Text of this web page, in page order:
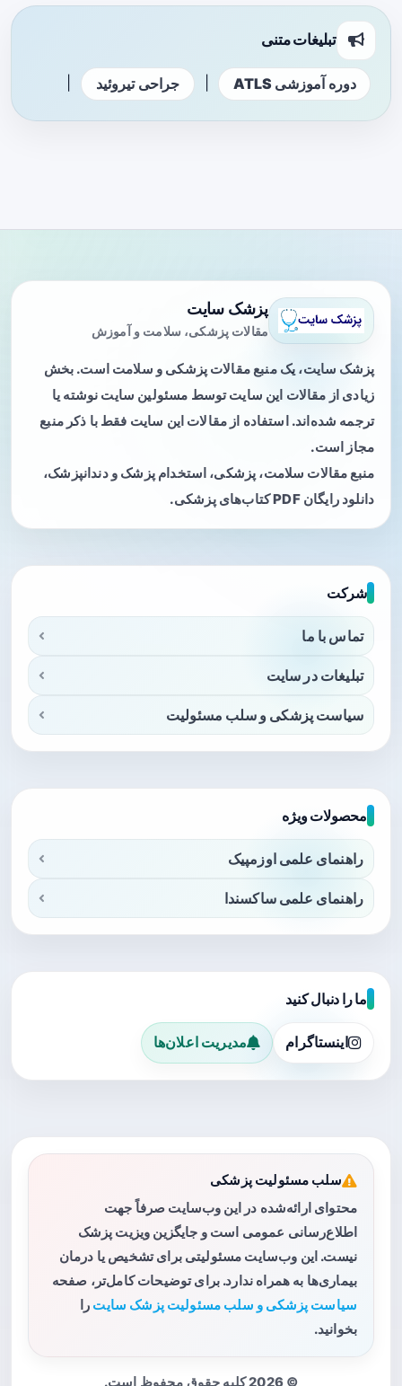
تبلیغات متنی
دوره آموزشی ATLS جراحی تیروئید
پزشک سایت
مقالات پزشکی، سلامت و آموزش
پزشک سایت، یک منبع مقالات پزشکی و سلامت است. بخش
زیادی از مقالات این سایت توسط مسئولین سایت نوشته یا
ترجمه شده‌اند. استفاده از مقالات این سایت فقط با ذکر منبع
مجاز است.
منبع مقالات سلامت، پزشکی، استخدام پزشک و دندانپزشک،
دانلود رایگان PDF کتاب‌های پزشکی.
شرکت
تماس با ما
تبلیغات در سایت
سیاست پزشکی و سلب مسئولیت
محصولات ویژه
راهنمای علمی اوزمپیک
راهنمای علمی ساکسندا
ما را دنبال کنید
اینستاگرام مدیریت اعلان‌ها
سلب مسئولیت پزشکی
محتوای ارائه‌شده در این وب‌سایت صرفاً جهت
اطلاع‌رسانی عمومی است و جایگزین ویزیت پزشک
نیست. این وب‌سایت مسئولیتی برای تشخیص یا درمان
بیماری‌ها به همراه ندارد. برای توضیحات کامل‌تر، صفحه
سیاست پزشکی و سلب مسئولیت پزشک سایت را
بخوانید.
© 2026 کلیه حقوق محفوظ است.